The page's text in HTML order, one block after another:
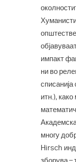
импакт
ни во
итн.),
многу
Hirsch